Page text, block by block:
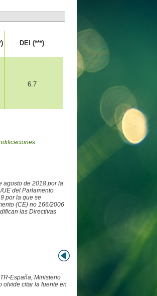
DEI (***)
6.7
agosto de 2018 por la
del Parlamento
por la que se
(CE) no 166/2006
las Directivas
España, Ministerio
olvide citar la fuente en